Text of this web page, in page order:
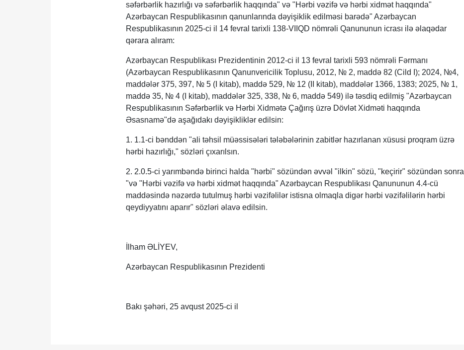
səfərbərlik hazırlığı və səfərbərlik haqqında" və "Hərbi vəzifə və hərbi xidmət haqqında"
Azərbaycan Respublikasının qanunlarında dəyişiklik edilməsi barədə" Azərbaycan
Respublikasının 2025-ci il 14 fevral tarixli 138-VIIQD nömrəli Qanununun icrası ilə əlaqədar
qərara alıram:
Azərbaycan Respublikası Prezidentinin 2012-ci il 13 fevral tarixli 593 nömrəli Fərmanı
(Azərbaycan Respublikasının Qanunvericilik Toplusu, 2012, № 2, maddə 82 (Cild I); 2024, №4,
maddələr 375, 397, № 5 (I kitab), maddə 529, № 12 (II kitab), maddələr 1366, 1383; 2025, № 1,
maddə 35, № 4 (I kitab), maddələr 325, 338, № 6, maddə 549) ilə təsdiq edilmiş "Azərbaycan
Respublikasının Səfərbərlik və Hərbi Xidmətə Çağırış üzrə Dövlət Xidməti haqqında
Əsasnamə"də aşağıdakı dəyişikliklər edilsin:
1. 1.1-ci bənddən "ali təhsil müəssisələri tələbələrinin zabitlər hazırlanan xüsusi proqram üzrə
hərbi hazırlığı," sözləri çıxarılsın.
2. 2.0.5-ci yarımbəndə birinci halda "hərbi" sözündən əvvəl "ilkin" sözü, "keçirir" sözündən sonra
"və "Hərbi vəzifə və hərbi xidmət haqqında" Azərbaycan Respublikası Qanununun 4.4-cü
maddəsində nəzərdə tutulmuş hərbi vəzifəlilər istisna olmaqla digər hərbi vəzifəlilərin hərbi
qeydiyyatını aparır" sözləri əlavə edilsin.
İlham ƏLİYEV,
Azərbaycan Respublikasının Prezidenti
Bakı şəhəri, 25 avqust 2025-ci il